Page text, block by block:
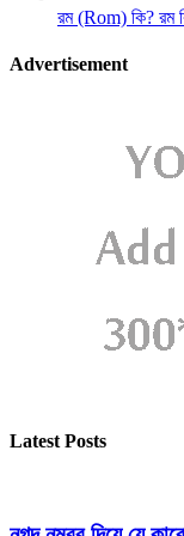
রম (Rom) কি? রম
Advertisement
Latest Posts